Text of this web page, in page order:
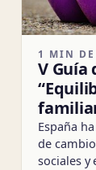
1 MIN DE
V Guía
España
de
sociales y